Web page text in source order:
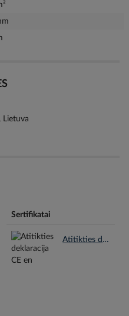
Lietuva
Sertifikatai
Atitikties deklaracija CE en.pdf